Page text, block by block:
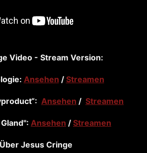
Video - Stream Version:
Ansehen / Streamen
Ansehen / Streamen
Ansehen / Streamen
Über Jesus Cringe